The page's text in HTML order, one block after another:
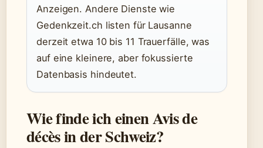
Anzeigen. Andere Dienste wie
Gedenkzeit.ch listen für Lausanne
derzeit etwa 10 bis 11 Trauerfälle, was
auf eine kleinere, aber fokussierte
Datenbasis hindeutet.
Wie finde ich einen Avis de
décès in der Schweiz?